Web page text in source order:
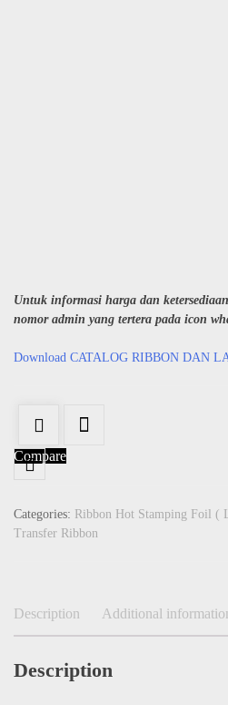
Untuk informasi harga dan
nomor admin yang tertera pada icon
Download CATALOG RIBBON DAN
Compare
Categories: Ribbon Hot Stamping Foil
Transfer Ribbon
Description Additional
Description